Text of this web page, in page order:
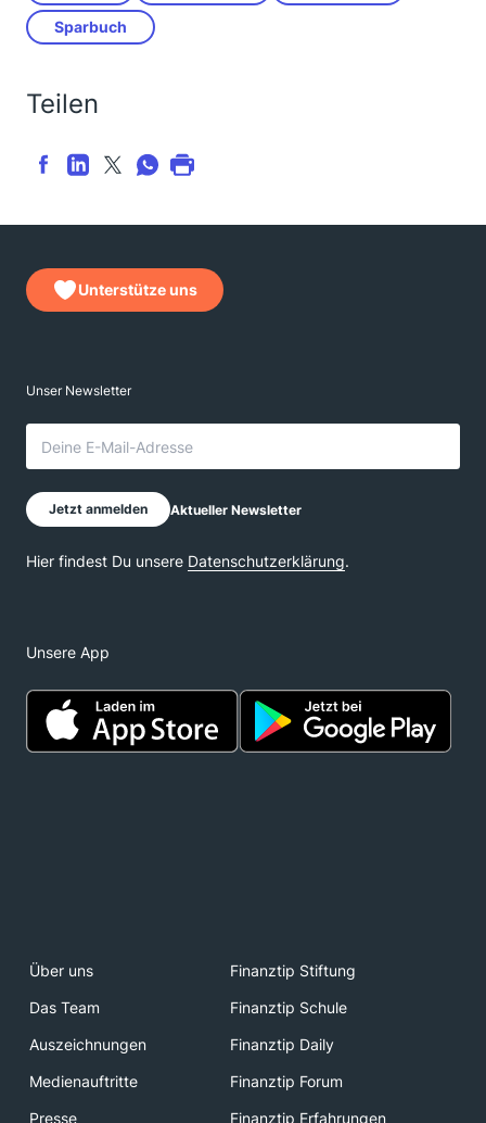
Sparbuch
Teilen
Unterstütze uns
Unsere App
Über uns
Finanztip Stiftung
Das Team
Finanztip Schule
Auszeichnungen
Finanztip Daily
Medienauftritte
Finanztip Forum
Presse
Finanztip Erfahrungen